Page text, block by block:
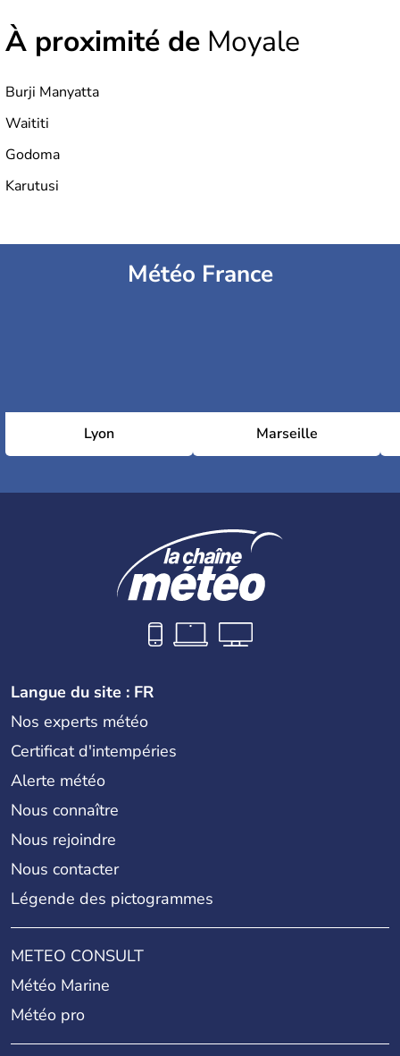
À proximité de Moyale
Burji Manyatta
Waititi
Godoma
Karutusi
Météo France
Lyon Marseille
Langue du site : FR
Nos experts météo
Certificat d'intempéries
Alerte météo
Nous connaître
Nous rejoindre
Nous contacter
Légende des pictogrammes
METEO CONSULT
Météo Marine
Météo pro